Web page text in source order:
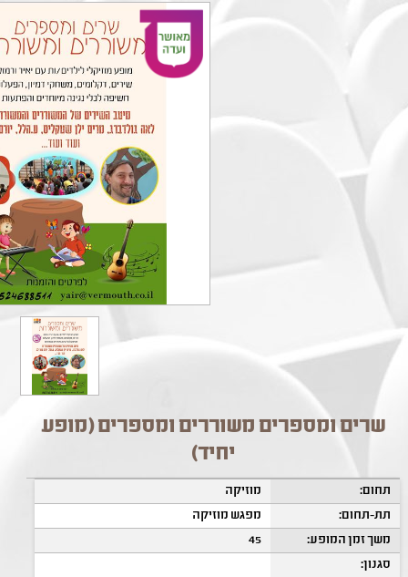
שרים ומספרים משוררים ומספרים (מופע
יחיד)
תחום:
מוזיקה
תת-תחום:
מפגש מוזיקה
משך זמן המופע:
45
סגנון: